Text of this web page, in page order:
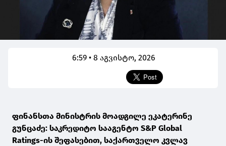
6:59 • 8 აგვისტო, 2026
ფინანსთა მინისტრის მოადგილე ეკატერინე
გუნცაძე: საკრედიტო სააგენტო S&P Global
Ratings-ის შეფასებით, საქართველო კვლავ